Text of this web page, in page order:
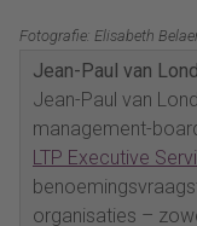
Fotografie: Elisabeth
Jean-Paul van
Jean-Paul van
management-
LTP Executive
organisaties –